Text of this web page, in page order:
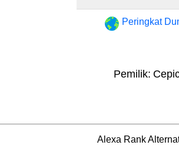
Peringkat
Pemilik:
Alexa Rank